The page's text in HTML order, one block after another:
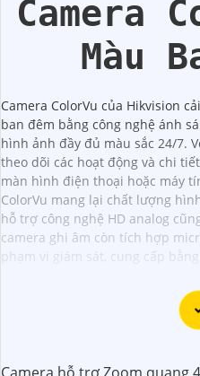
Camera
Màu
Camera ColorVu của Hikvision
ban đêm bằng công nghệ ánh
hình ảnh đầy đủ màu sắc 24/7.
theo dõi các hoạt động và chi
màn hình điện thoại hoặc máy
ColorVu mang lại chất lượng
hỗ trợ công nghệ HD analog
camera ghi âm còn tích hợp
phạm vi giám sát, cung cấp